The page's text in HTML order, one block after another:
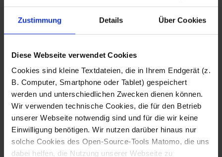
Zustimmung Details Über Cookies
Diese Webseite verwendet Cookies
Cookies sind kleine Textdateien, die in Ihrem Endgerät (z.
B. Computer, Smartphone oder Tablet) gespeichert
werden und unterschiedlichen Zwecken dienen können.
Wir verwenden technische Cookies, die für den Betrieb
unserer Webseite notwendig sind und für die wir keine
Einwilligung benötigen. Wir nutzen darüber hinaus nur
solche Cookies des Open-Source-Tools Matomo, die uns
dabei helfen, die Nutzung unserer Webseite zu
Fotografo: Lorenz
Sternbach
Download
Fotografo: Lorenz
Sternbach
Download